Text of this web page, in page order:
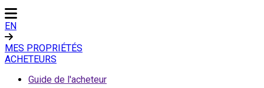
EN
MES PROPRIÉTÉS
ACHETEURS
Guide de l'acheteur